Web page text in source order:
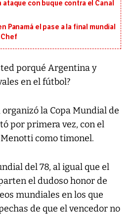
ataque con buque contra el Canal
Panamá el pase a la final mundial
porqué Argentina y
en el fútbol?
la Copa Mundial de
por primera vez, con el
como timonel.
del 78, al igual que el
el dudoso honor de
mundiales en los que
de que el vencedor no